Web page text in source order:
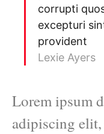
corrupti
excepturi
provident
Lexie Ayers
Lorem ipsum
adipiscing